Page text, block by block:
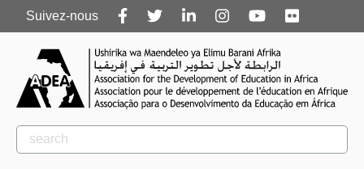
Follow
us
Suivez-nous
Rechercher
Rechercher